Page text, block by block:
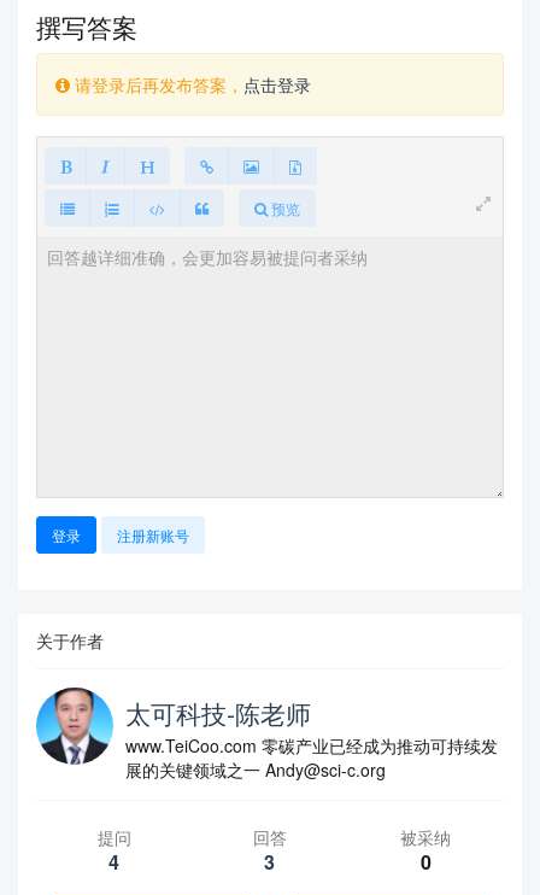
撰写答案
请登录后再发布答案， 点击登录
预览
登录 注册新账号
关于作者
太可科技-陈老师
www.TeiCoo.com 零碳产业已经成为推动可持续发
展的关键领域之一 Andy@sci-c.org
提问
4
回答
3
被采纳
0